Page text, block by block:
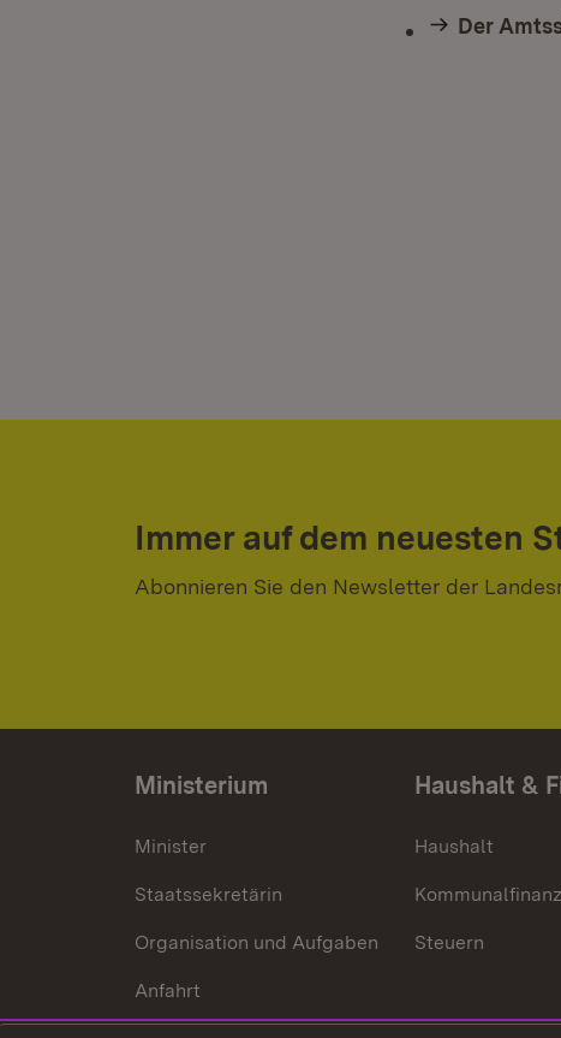
Der
Immer auf dem neuesten
Abonnieren Sie den Newsletter der
Ministerium
Minister
Staatssekretärin
Organisation und Aufgaben
Anfahrt
Haushalt &
Haushalt
Steuern